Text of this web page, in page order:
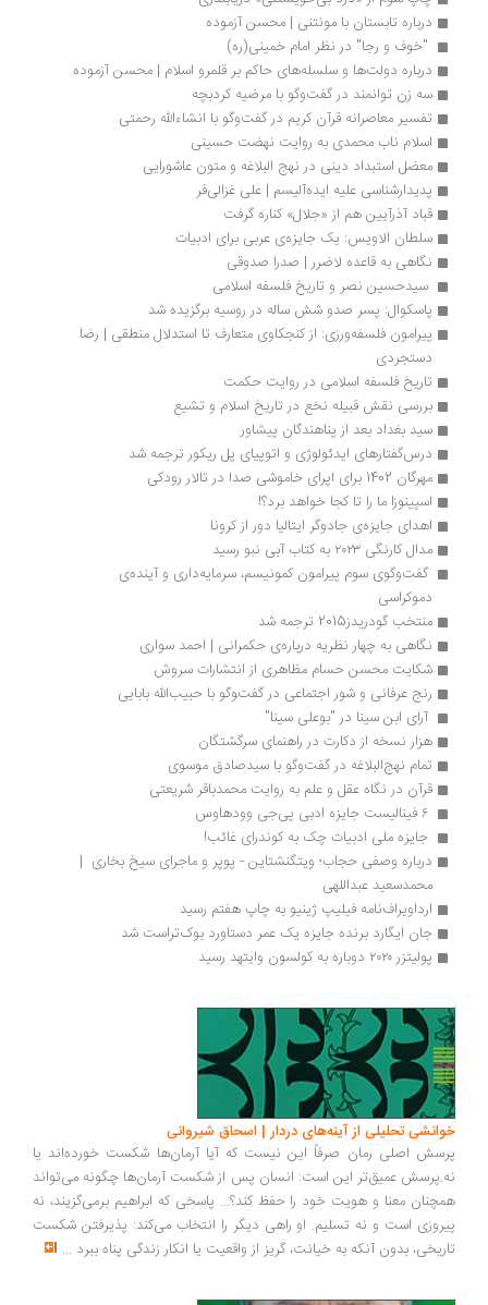
درباره تابستان با مونتنی | محسن آزموده
"خوف و رجا" در نظر امام خمینی(ره)
درباره دولت‌ها و سلسله‌های حاکم بر قلمرو اسلام | محسن آزموده
سه زن توانمند در گفت‌وگو با مرضیه کردبچه
تفسیر معاصرانه قرآن کریم در گفت‌وگو با انشاءالله رحمتی
اسلام ناب محمدی به روایت نهضت حسینی
معضل استبداد دینی در نهج البلاغه و متون عاشورایی
پدیدارشناسی علیه ایده‌آلیسم | علی غزالی‌فر
قباد آذرآیین هم از «جلال» کناره‌ گرفت
سلطان الاویس: یک جایزه‌ی عربی برای ادبیات
نگاهی به قاعده لاضرر | صدرا صدوقی
سیدحسین نصر و تاریخ فلسفه اسلامی
پاسکوال: پسر صدو شش ساله در روسیه برگزیده شد
پیرامون فلسفه‌ورزی: از کنجکاوی متعارف تا استدلال منطقی | رضا
دستجردی
تاریخ فلسفه اسلامی در روایت حکمت
بررسی نقش قبیله نخع در تاریخ اسلام و تشیع
سید بغداد بعد از پناهندگان پیشاور
درس‌گفتارهای ایدئولوژی و اتوپیای پل ریکور ترجمه شد
مهرگان 1402 برای اپرای خاموشی صدا در تالار رودکی
اسپینوزا ما را تا کجا خواهد برد؟!
اهدای جایزه‌ی جادوگر ایتالیا دور از کرونا
مدال کارنگی ۲۰۲۳ به کتاب آبی نبو رسید
گفت‌وگوی سوم پیرامون کمونیسم، سرمایه‌داری و آینده‌ی
دموکراسی
منتخب گودریدز2015 ترجمه شد
نگاهی به چهار نظریه درباره‌ی حکمرانی | احمد سواری
شکایت محسن حسام مظاهری از انتشارات سروش
رنج عرفانی و شور اجتماعی در گفت‌‍وگو با حبیب‌الله بابایی
آرای ابن سینا در "بوعلی سینا"
هزار نسخه از دکارت در راهنمای سرگشتگان
تمام نهج‌البلاغه در گفت‌وگو با سیدصادق موسوی
قرآن در نگاه عقل و علم به روایت محمدباقر شریعتی
جایزه ملی ادبیات چک به کوندرای غائب!
درباره وصفی حجاب؛ ویتگنشتاین - پوپر و ماجرای سیخ بخاری  |
محمدسعید عبداللهی
ارداویراف‌نامه فیلیپ ژینیو به چاپ هفتم رسید
جان ایگارد برنده جایزه یک عمر دستاورد بوک‌تراست شد
پولیتزر ۲۰۲۰ دوباره به کولسون وایتهد رسید
تحلیلی از آینه‌های دردار | اسحاق شیروانی
اصلی رمان صرفاً این نیست که آیا آرمان‌ها شکست خورده‌اند یا
عمیق‌تر این است: انسان پس از شکست آرمان‌ها چگونه می‌تواند
معنا و هویت خود را حفظ کند؟... پاسخی که ابراهیم برمی‌گزیند، نه
است و نه تسلیم. او راهی دیگر را انتخاب می‌کند: پذیرفتن شکست
بدون آنکه به خیانت، گریز از واقعیت یا انکار زندگی پناه ببرد...